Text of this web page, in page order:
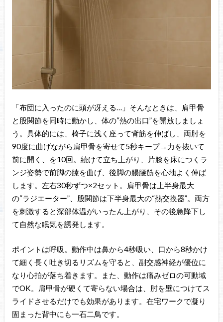
「布団に入ったのに頭が冴える…」そんなときは、肩甲骨
と股関節を同時に動かし、体の“熱の出口”を開放しましょ
う。具体的には、椅子に浅く座って背筋を伸ばし、両肘を
90度に曲げながら肩甲骨を寄せて5秒キープ→力を抜いて
前に開く、を10回。続けて立ち上がり、片膝を床につくラ
ンジ姿勢で前脚の膝を曲げ、後脚の腸腰筋を心地よく伸ば
します。左右30秒ずつ×2セット。肩甲骨は上半身最大
の“ラジエーター”、股関節は下半身最大の“熱交換器”。両方
を刺激すると深部体温がいったん上がり、その後急降下し
て自然な眠気を誘発します。
ポイントは呼吸。動作中は鼻から4秒吸い、口から8秒かけ
て細く長く吐き切るリズムを守ると、副交感神経が優位に
なり心拍が落ち着きます。また、動作は痛みゼロの可動域
でOK。肩甲骨が硬くて寄らない場合は、肘を壁につけてス
ライドさせるだけでも効果があります。在宅ワークで凝り
固まった背中にも一石二鳥です。